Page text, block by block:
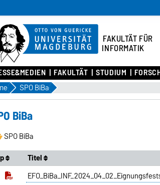
FAKULTÄT FÜR
INFORMATIK
FAKULTÄT STUDIUM
SPO BiBa
BiBa
SPO BiBa
Titel